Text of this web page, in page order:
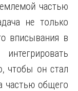
частью
не только
вписывания в
чтобы он стал
частью общего